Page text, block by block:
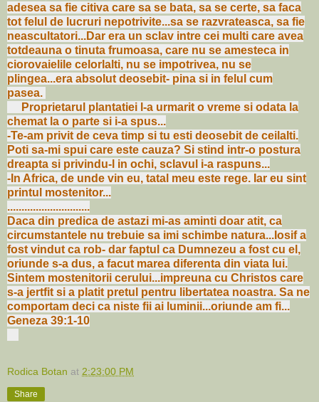
adesea sa fie citiva care sa se bata, sa se certe, sa faca
tot felul de lucruri nepotrivite...sa se razvrateasca, sa fie
neascultatori...Dar era un sclav intre cei multi care avea
totdeauna o tinuta frumoasa, care nu se amesteca in
ciorovaielile celorlalti, nu se impotrivea, nu se
plingea...era absolut deosebit- pina si in felul cum
pasea.
Proprietarul plantatiei l-a urmarit o vreme si odata la
chemat la o parte si i-a spus...
-Te-am privit de ceva timp si tu esti deosebit de ceilalti.
Poti sa-mi spui care este cauza? Si stind intr-o postura
dreapta si privindu-l in ochi, sclavul i-a raspuns...
-In Africa, de unde vin eu, tatal meu este rege. Iar eu sint
printul mostenitor...
.............................
Daca din predica de astazi mi-as aminti doar atit, ca
circumstantele nu trebuie sa imi schimbe natura...Iosif a
fost vindut ca rob- dar faptul ca Dumnezeu a fost cu el,
oriunde s-a dus, a facut marea diferenta din viata lui.
Sintem mostenitorii cerului...impreuna cu Christos care
s-a jertfit si a platit pretul pentru libertatea noastra. Sa ne
comportam deci ca niste fii ai luminii...oriunde am fi...
Geneza 39:1-10
Rodica Botan at 2:23:00 PM
Share